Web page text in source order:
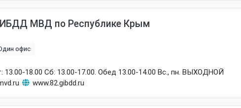
МВД по Республике Крым
офис
13.00-18.00 Сб: 13.00-17.00. Обед 13.00-14.00 Вс., пн. ВЫХОДНОЙ
www.82.gibdd.ru